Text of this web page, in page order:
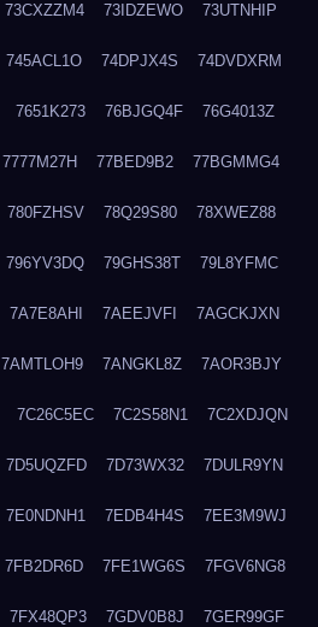
73CXZZM4 73IDZEWO 73UTNHIP
745ACL1O 74DPJX4S 74DVDXRM
7651K273 76BJGQ4F 76G4013Z
7777M27H 77BED9B2 77BGMMG4
780FZHSV 78Q29S80 78XWEZ88
796YV3DQ 79GHS38T 79L8YFMC
7A7E8AHI 7AEEJVFI 7AGCKJXN
7AMTLOH9 7ANGKL8Z 7AOR3BJY
7C26C5EC 7C2S58N1 7C2XDJQN
7D5UQZFD 7D73WX32 7DULR9YN
7E0NDNH1 7EDB4H4S 7EE3M9WJ
7FB2DR6D 7FE1WG6S 7FGV6NG8
7FX48QP3 7GDV0B8J 7GER99GF